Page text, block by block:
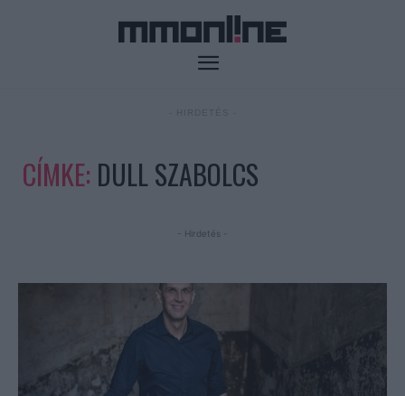
CÍMKE: DULL SZABOLCS
- Hirdetés -